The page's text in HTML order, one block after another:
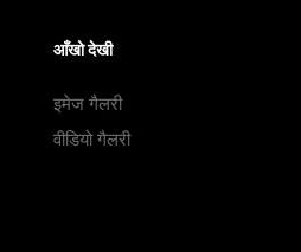
आँखो देखी
इमेज गैलरी
वीडियो गैलरी